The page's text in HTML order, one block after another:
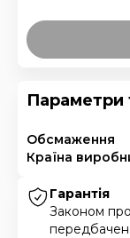
Параметри
Обсмаження
Країна
Гарантія
Законом